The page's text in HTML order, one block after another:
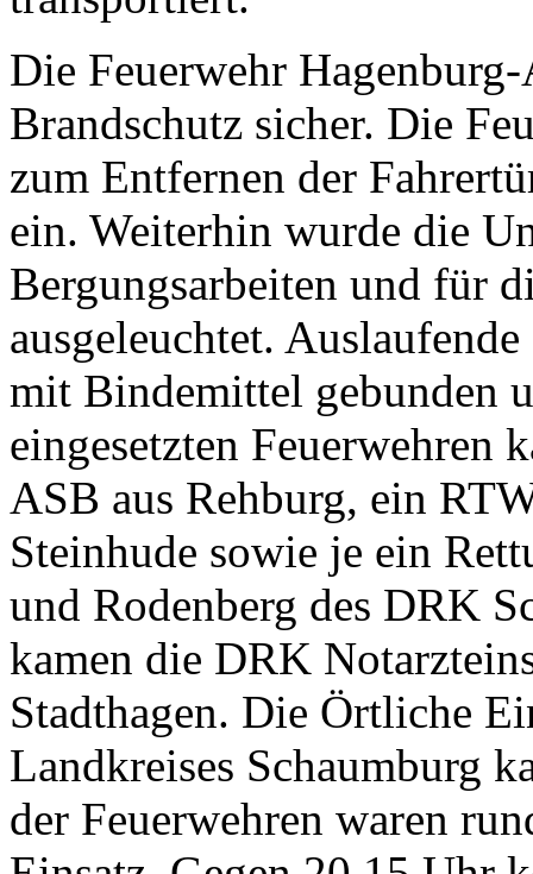
Die Feuerwehr
Brandschutz sicher. Die
zum Entfernen der
ein. Weiterhin wurde die
Bergungsarbeiten und für
ausgeleuchtet.
mit Bindemittel gebunden
eingesetzten Feuerwehren
ASB aus Rehburg, ein
Steinhude sowie je ein
und Rodenberg des DRK
kamen die DRK
Stadthagen. Die Örtliche
Landkreises Schaumburg
der Feuerwehren waren